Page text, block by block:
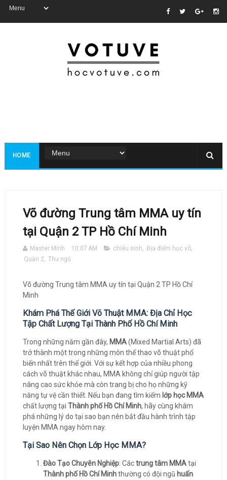
HOME
Võ đường Trung tâm MMA uy tín
tại Quận 2 TP Hồ Chí Minh
Master Minh 10:07 AM chiêu sinh, Địa điểm học võ,
Quận 2, Thư ngỏ
Võ đường Trung tâm MMA uy tín tại Quận 2 TP Hồ Chí
Minh
Khám Phá Thế Giới Võ Thuật MMA: Địa Chỉ Học
Tập Chất Lượng Tại Thành Phố Hồ Chí Minh
Trong những năm gần đây, MMA(Mixed Martial Arts) đã
trở thành một trong những môn thể thao võ thuật phổ
biến nhất trên thế giới. Với sự kết hợp của nhiều phong
cách võ thuật khác nhau, MMA không chỉ giúp người tập
nâng cao sức khỏe mà còn trang bị cho họ những kỹ
năng tự vệ cần thiết. Nếu bạn đang tìm kiếm lớp học MMA
chất lượng tại Thành phố Hồ Chí Minh, hãy cùng khám
phá những lý do tại sao bạn nên bắt đầu hành trình tập
luyện MMA ngay hôm nay.
Tại Sao Nên Chọn Lớp Học MMA?
Đào Tạo Chuyên Nghiệp: Cáctrung tâm MMAtại
Thành phố Hồ Chí Minhthường có đội ngũ huấn